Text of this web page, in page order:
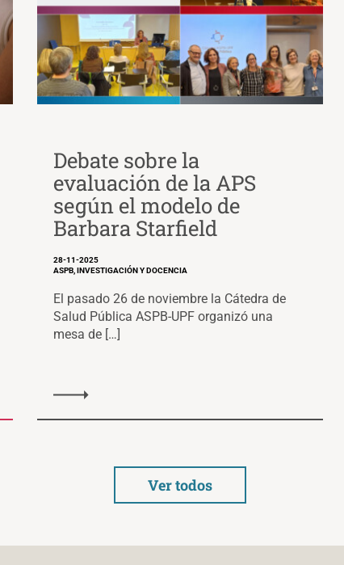
Debate sobre la
evaluación de la APS
según el modelo de
Barbara Starfield
28-11-2025
ASPB, INVESTIGACIÓN Y DOCENCIA
El pasado 26 de noviembre la Cátedra de
Salud Pública ASPB-UPF organizó una
mesa de […]
Ver todos